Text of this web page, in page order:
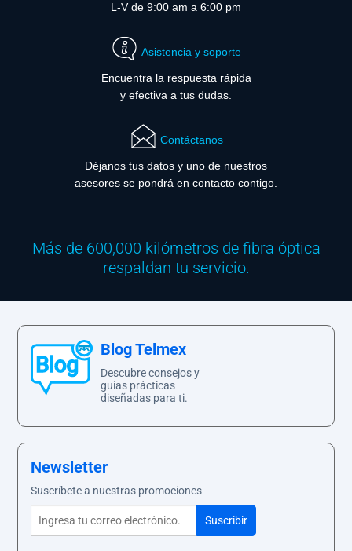
L-V de 9:00 am a 6:00 pm
Asistencia y soporte
Encuentra la respuesta rápida
y efectiva a tus dudas.
Contáctanos
Déjanos tus datos y uno de nuestros
asesores se pondrá en contacto contigo.
Más de 600,000 kilómetros de fibra óptica
respaldan tu servicio.
Blog Telmex
Descubre consejos y
guías prácticas
diseñadas para ti.
Newsletter
Suscríbete a nuestras promociones